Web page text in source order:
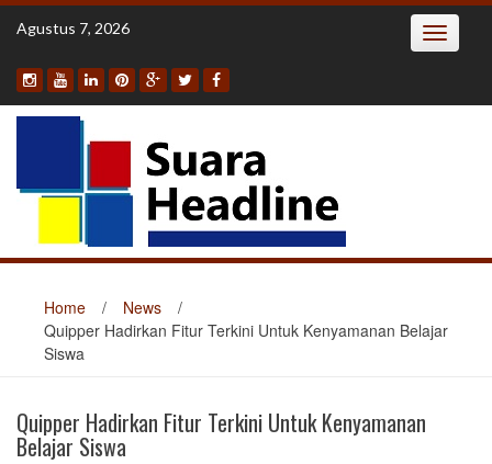
Skip
Agustus 7, 2026 Toggle
Home / News
/
Quipper Hadirkan Fitur Terkini Untuk Kenyamanan Belajar
Siswa
Quipper Hadirkan Fitur Terkini Untuk Kenyamanan
Belajar Siswa